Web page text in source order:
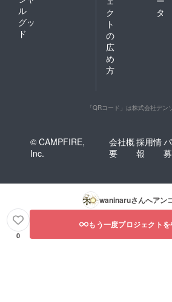
ル
グッ
ド
ク
ト
の
広
め
方
タ
「QRコード」は株式会社デン
© CAMPFIRE,
Inc.
会社概
要
採用情
報
waninaruさんへアン
0
もう一度プロジェクト